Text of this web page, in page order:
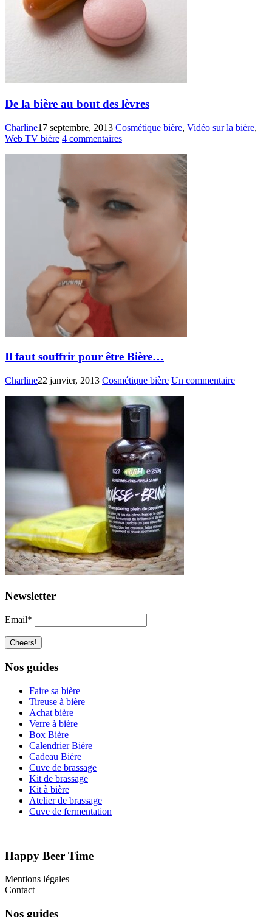
De la bière au bout des lèvres
Charline17 septembre, 2013 Cosmétique bière, Vidéo sur la bière,
Web TV bière 4 commentaires
Il faut souffrir pour être Bière…
Charline22 janvier, 2013 Cosmétique bière Un commentaire
Newsletter
Email*
Nos guides
Faire sa bière
Tireuse à bière
Achat bière
Verre à bière
Box Bière
Calendrier Bière
Cadeau Bière
Cuve de brassage
Kit de brassage
Kit à bière
Atelier de brassage
Cuve de fermentation
Happy Beer Time
Mentions légales
Contact
Nos guides